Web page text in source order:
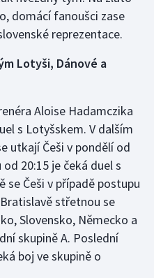
domácí fanoušci zase
reprezentace.
Lotyši, Dánové a
Aloise Hadamczika
s Lotyšskem. V dalším
utkají Češi v pondělí od
20:15 je čeká duel s
se Češi v případě postupu
střetnou se
Slovensko, Německo a
skupině A. Poslední
boj ve skupině o